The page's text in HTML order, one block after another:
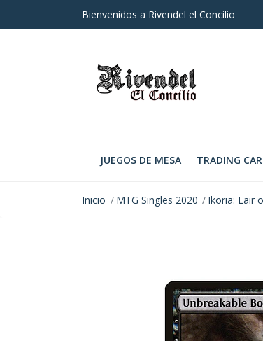
Bienvenidos a Rivendel el Concilio
JUEGOS DE MESA TRADING
Inicio MTG Singles 2020 Ikoria: Lair